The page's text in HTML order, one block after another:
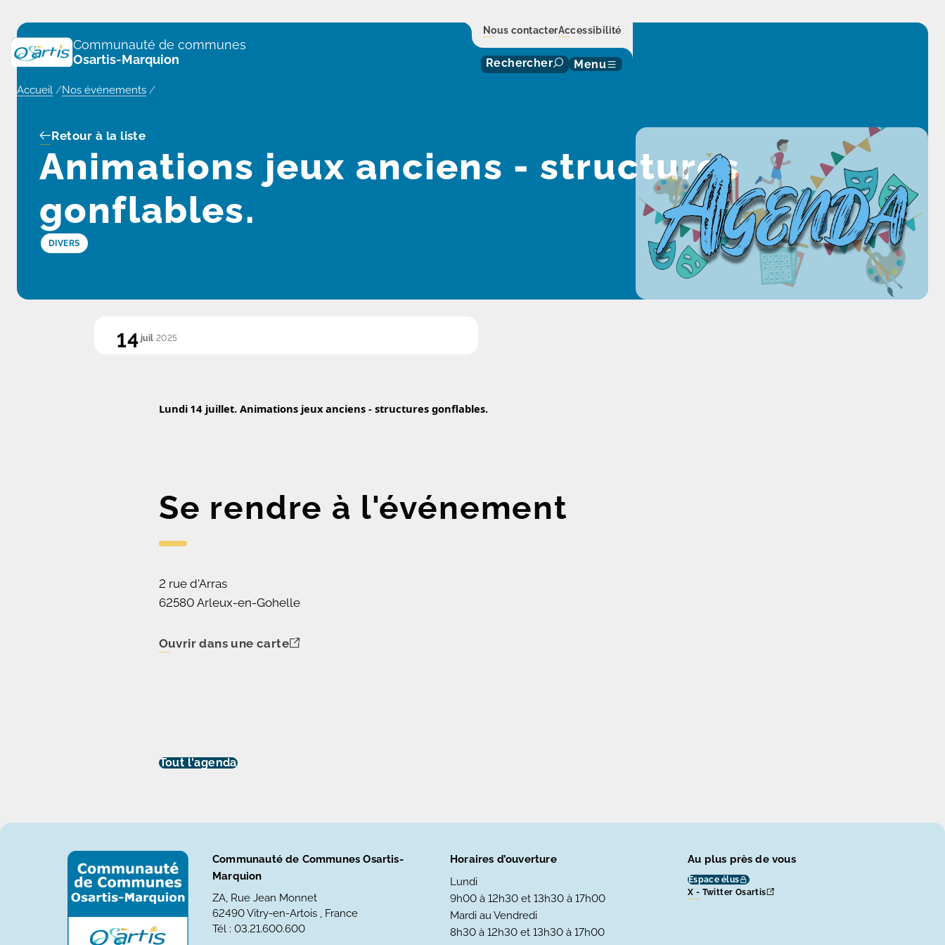
Communauté de communes
Osartis-Marquion
Nous contacterAccessibilité
Rechercher Menu
Accueil /Nos événements /
Animations jeux anciens - structures
gonflables.
Retour à la liste
DIVERS
14 juil 2025
Lundi 14 juillet. Animations jeux anciens - structures gonflables.
Se rendre à l'événement
2 rue d'Arras
62580 Arleux-en-Gohelle
Ouvrir dans une carte
Tout l'agenda
Communauté de Communes Osartis-
Marquion
ZA, Rue Jean Monnet
62490 Vitry-en-Artois , France
Tél : 03.21.600.600
Horaires d’ouverture
Lundi
9h00 à 12h30 et 13h30 à 17h00
Mardi au Vendredi
8h30 à 12h30 et 13h30 à 17h00
Au plus près de vous
Espace élus
X - Twitter Osartis